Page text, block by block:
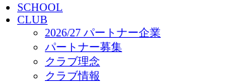
SCHOOL
CLUB
2026/27 パートナー企業
パートナー募集
クラブ理念
クラブ情報